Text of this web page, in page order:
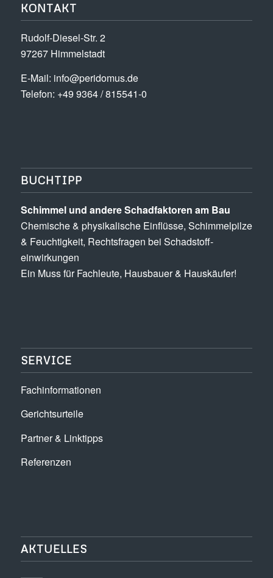
KONTAKT
Rudolf-Diesel-Str. 2
97267 Himmelstadt
E-Mail: info@peridomus.de
Telefon: +49 9364 / 815541-0
BUCHTIPP
Schimmel und andere Schad­­faktoren am Bau
Chemische & physikalische Einflüsse, Schimmel­pilze
& Feuchtigkeit, Rechts­fragen bei Schadstoff­
einwirkungen
Ein Muss für Fachleute, Hausbauer & Hauskäufer!
SERVICE
Fachinformationen
Gerichtsurteile
Partner & Linktipps
Referenzen
AKTUELLES